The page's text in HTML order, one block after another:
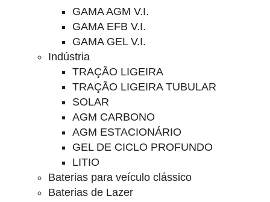
GAMA AGM V.I.
GAMA EFB V.I.
GAMA GEL V.I.
Indústria
TRAÇÃO LIGEIRA
TRAÇÃO LIGEIRA TUBULAR
SOLAR
AGM CARBONO
AGM ESTACIONÁRIO
GEL DE CICLO PROFUNDO
LITIO
Baterias para veículo clássico
Baterias de Lazer